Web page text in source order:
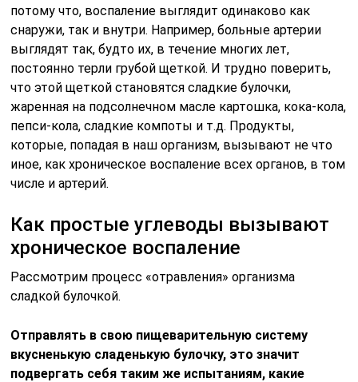
потому что, воспаление выглядит одинаково как
снаружи, так и внутри. Например, больные артерии
выглядят так, будто их, в течение многих лет,
постоянно терли грубой щеткой. И трудно поверить,
что этой щеткой становятся сладкие булочки,
жаренная на подсолнечном масле картошка, кока-кола,
пепси-кола, сладкие компоты и т.д. Продукты,
которые, попадая в наш организм, вызывают не что
иное, как хроническое воспаление всех органов, в том
числе и артерий.
Как простые углеводы вызывают
хроническое воспаление
Рассмотрим процесс «отравления» организма
сладкой булочкой.
Отправлять в свою пищеварительную систему
вкусненькую сладенькую булочку, это значит
подвергать себя таким же испытаниям, какие